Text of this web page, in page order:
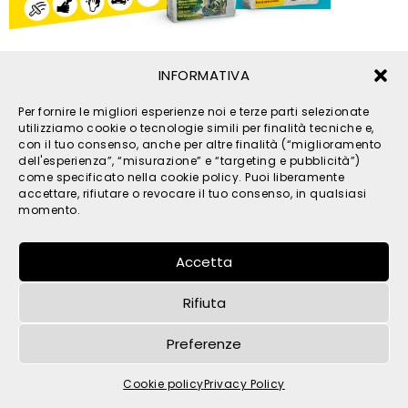
INFORMATIVA
Per fornire le migliori esperienze noi e terze parti selezionate
utilizziamo cookie o tecnologie simili per finalità tecniche e,
con il tuo consenso, anche per altre finalità (“miglioramento
dell'esperienza”, “misurazione” e “targeting e pubblicità”)
come specificato nella cookie policy. Puoi liberamente
accettare, rifiutare o revocare il tuo consenso, in qualsiasi
momento.
Accetta
Rifiuta
Preferenze
Cookie policyPrivacy Policy
IT05121480262 -privacy-cookies - by